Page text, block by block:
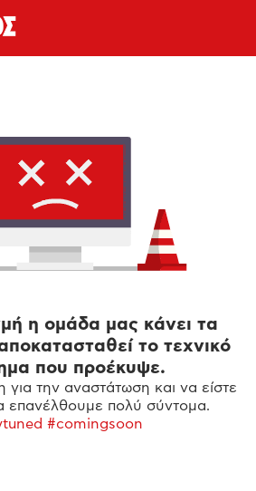
η ομάδα μας κάνει τα
το τεχνικό
που προέκυψε.
την αναστάτωση και να είστε
επανέλθουμε πολύ σύντομα.
#comingsoon